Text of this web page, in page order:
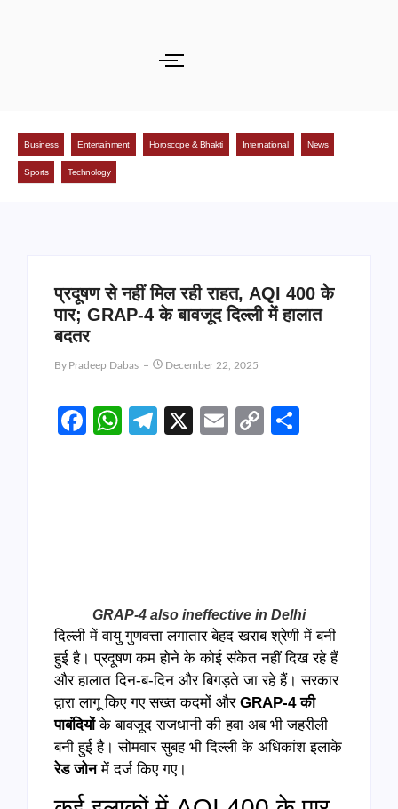
Business Entertainment Horoscope & Bhakti International News
Sports Technology
प्रदूषण से नहीं मिल रही राहत, AQI 400 के
पार; GRAP-4 के बावजूद दिल्ली में हालात
बदतर
By Pradeep Dabas December 22, 2025
Facebook
WhatsApp
Telegram
X EmailCopy
GRAP-4 also ineffective in Delhi
दिल्ली में वायु गुणवत्ता लगातार बेहद खराब श्रेणी में बनी
हुई है। प्रदूषण कम होने के कोई संकेत नहीं दिख रहे हैं
और हालात दिन-ब-दिन और बिगड़ते जा रहे हैं। सरकार
द्वारा लागू किए गए सख्त कदमों और GRAP-4 की
पाबंदियोंके बावजूद राजधानी की हवा अब भी जहरीली
बनी हुई है। सोमवार सुबह भी दिल्ली के अधिकांश इलाके
रेड जोनमें दर्ज किए गए।